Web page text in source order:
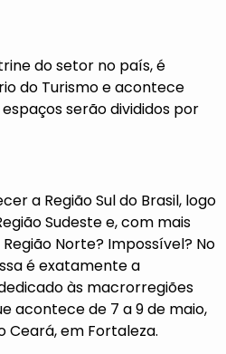
do setor no país, é
do Turismo e acontece
serão divididos por
a Região Sul do Brasil, logo
Sudeste e, com mais
Norte? Impossível? No
é exatamente a
às macrorregiões
acontece de 7 a 9 de maio,
Ceará, em Fortaleza.